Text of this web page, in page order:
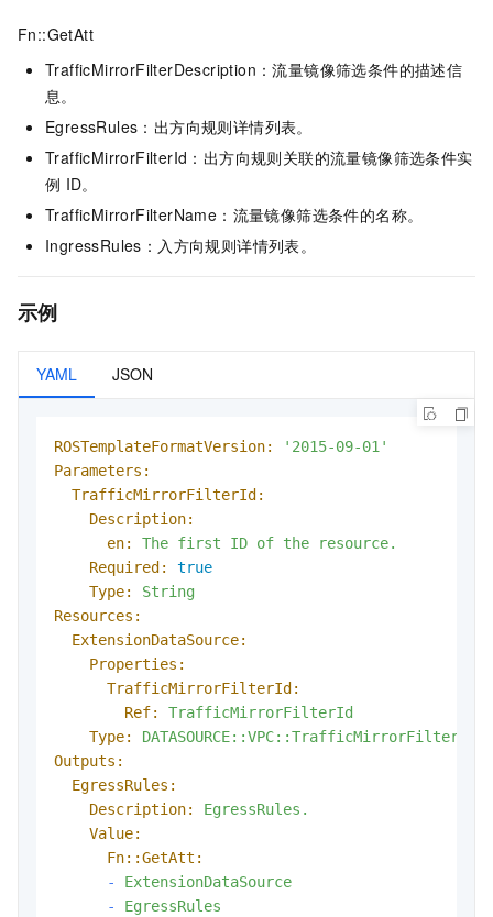
Fn::GetAtt
TrafficMirrorFilterDescription：流量镜像筛选条件的描述信
息。
EgressRules：出方向规则详情列表。
TrafficMirrorFilterId：出方向规则关联的流量镜像筛选条件实
例 ID。
TrafficMirrorFilterName：流量镜像筛选条件的名称。
IngressRules：入方向规则详情列表。
示例
YAML JSON
ROSTemplateFormatVersion:
'2015-09-01'
Parameters:
TrafficMirrorFilterId:
Description:
en:
The first ID of the
resource.
Required:
true
Type:
String
Resources:
ExtensionDataSource:
Properties:
TrafficMirrorFilterId:
Ref:
TrafficMirrorFilterId
Type:
DATASOURCE::VPC::TrafficMirrorFilter
Outputs:
EgressRules:
Description:
EgressRules.
Value:
Fn::GetAtt:
-
ExtensionDataSource
-
EgressRules